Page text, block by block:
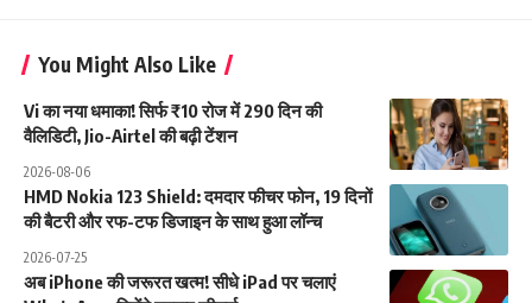
You Might Also Like
Vi का नया धमाका! सिर्फ ₹10 रोज में 290 दिन की
वैलिडिटी, Jio-Airtel की बढ़ी टेंशन
2026-08-06
HMD Nokia 123 Shield: दमदार फीचर फोन, 19 दिनों
की बैटरी और रफ-टफ डिजाइन के साथ हुआ लॉन्च
2026-07-25
अब iPhone की जरूरत खत्म! सीधे iPad पर चलाएं